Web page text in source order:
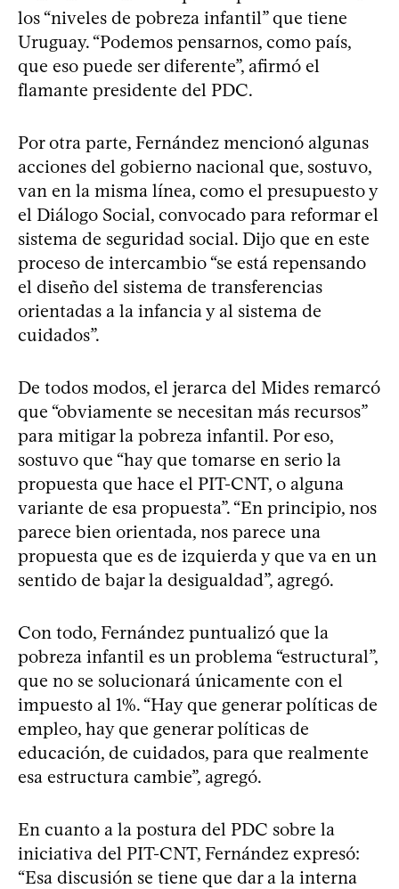
los “niveles de pobreza infantil” que tiene
Uruguay. “Podemos pensarnos, como país,
que eso puede ser diferente”, afirmó el
flamante presidente del PDC.
Por otra parte, Fernández mencionó algunas
acciones del gobierno nacional que, sostuvo,
van en la misma línea, como el presupuesto y
el Diálogo Social, convocado para reformar el
sistema de seguridad social. Dijo que en este
proceso de intercambio “se está repensando
el diseño del sistema de transferencias
orientadas a la infancia y al sistema de
cuidados”.
De todos modos, el jerarca del Mides remarcó
que “obviamente se necesitan más recursos”
para mitigar la pobreza infantil. Por eso,
sostuvo que “hay que tomarse en serio la
propuesta que hace el PIT-CNT, o alguna
variante de esa propuesta”. “En principio, nos
parece bien orientada, nos parece una
propuesta que es de izquierda y que va en un
sentido de bajar la desigualdad”, agregó.
Con todo, Fernández puntualizó que la
pobreza infantil es un problema “estructural”,
que no se solucionará únicamente con el
impuesto al 1%. “Hay que generar políticas de
empleo, hay que generar políticas de
educación, de cuidados, para que realmente
esa estructura cambie”, agregó.
En cuanto a la postura del PDC sobre la
iniciativa del PIT-CNT, Fernández expresó:
“Esa discusión se tiene que dar a la interna